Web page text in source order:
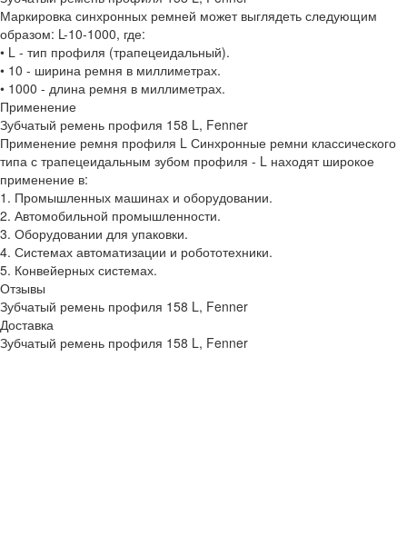
Маркировка синхронных ремней может выглядеть следующим
образом: L-10-1000, где:
• L - тип профиля (трапецеидальный).
• 10 - ширина ремня в миллиметрах.
• 1000 - длина ремня в миллиметрах.
Применение
Зубчатый ремень профиля 158 L, Fenner
Применение ремня профиля L Синхронные ремни классического
типа с трапецеидальным зубом профиля - L находят широкое
применение в:
1. Промышленных машинах и оборудовании.
2. Автомобильной промышленности.
3. Оборудовании для упаковки.
4. Системах автоматизации и робототехники.
5. Конвейерных системах.
Отзывы
Зубчатый ремень профиля 158 L, Fenner
Доставка
Зубчатый ремень профиля 158 L, Fenner